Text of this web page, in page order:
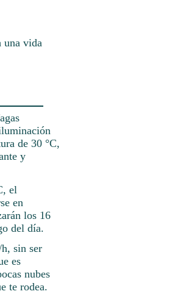
una vida
de 30 °C,
y
el
en
los 16
del día.
sin ser
es
nubes
te rodea.